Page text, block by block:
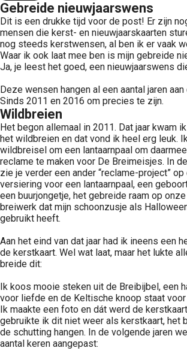
Gebreide nieuwjaarswens
Dit is een drukke tijd voor de post! Er zijn
mensen die kerst- en nieuwjaarskaarten
nog steeds kerstwensen, al ben ik er vaak
Waar ik ook laat mee ben is mijn gebreide
Ja, je leest het goed, een nieuwjaarswens
Deze wensen hangen al een aantal jaren
Sinds 2011 en 2016 om precies te zijn.
Wildbreien
Het begon allemaal in 2011. Dat jaar kwam
het wildbreien en dat vond ik heel erg leuk.
wildbreisel om een lantaarnpaal om
reclame te maken voor De Breimeisjes. In
zie je verder een ander “reclame-project”
versiering voor een lantaarnpaal, een
een buurjongetje, het gebreide raam op
breiwerk dat mijn schoonzusje als
gebruikt heeft.
Aan het eind van dat jaar had ik ineens een
de kerstkaart. Wel wat laat, maar het lukte
breide dit:
Ik koos mooie steken uit de Breibijbel, een
voor liefde en de Keltische knoop staat
Ik maakte een foto en dát werd de kerstkaart
gebruikte ik dit niet weer als kerstkaart, het
de schutting hangen. In de volgende jaren
aantal keren aangepast: